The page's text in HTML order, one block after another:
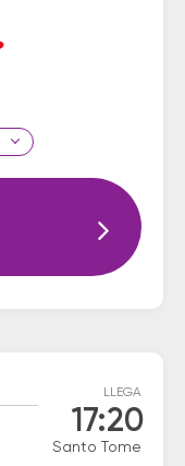
LLEGA
17:20
Santo Tome